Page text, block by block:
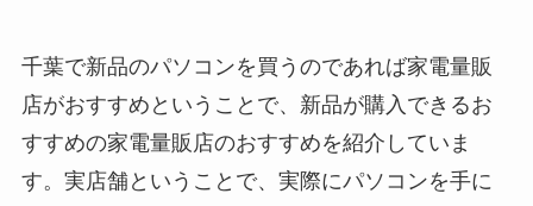
千葉で新品のパソコンを買うのであれば家電量販
店がおすすめということで、新品が購入できるお
すすめの家電量販店のおすすめを紹介していま
す。実店舗ということで、実際にパソコンを手に